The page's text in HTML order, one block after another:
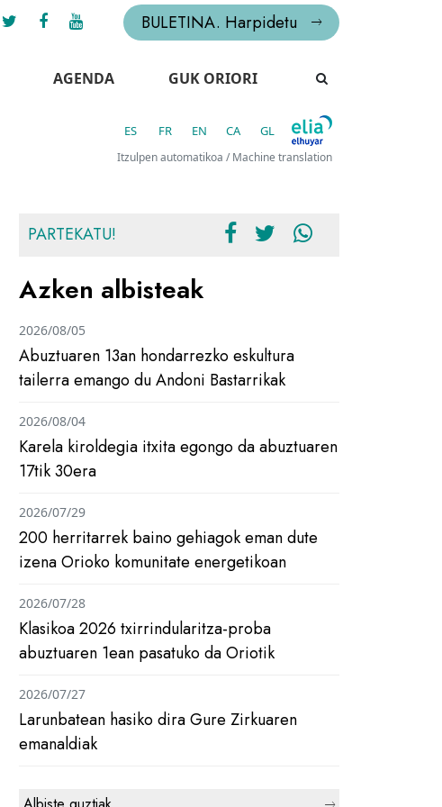
BULETINA. Harpidetu
AGENDA GUK ORIORI
ES FR EN CA GL
Itzulpen automatikoa / Machine translation
PARTEKATU!
Azken albisteak
Abuztuaren 13an hondarrezko eskultura
tailerra emango du Andoni Bastarrikak
2026/08/05
Karela kiroldegia itxita egongo da abuztuaren
17tik 30era
2026/08/04
200 herritarrek baino gehiagok eman dute
izena Orioko komunitate energetikoan
2026/07/29
Klasikoa 2026 txirrindularitza-proba
abuztuaren 1ean pasatuko da Oriotik
2026/07/28
Larunbatean hasiko dira Gure Zirkuaren
emanaldiak
2026/07/27